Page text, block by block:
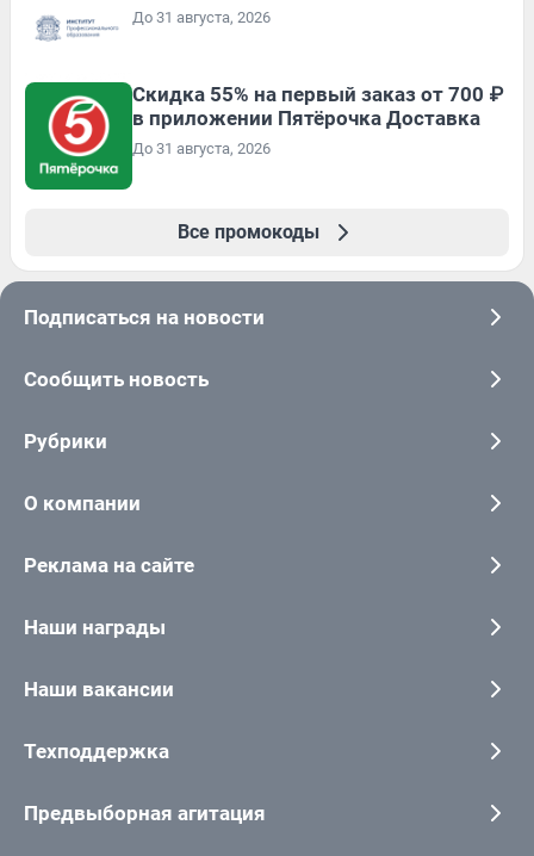
До 31 августа, 2026
Скидка 55% на первый заказ от 700 ₽
в приложении Пятёрочка Доставка
До 31 августа, 2026
Все промокоды
Подписаться на новости
Сообщить новость
Рубрики
О компании
Реклама на сайте
Наши награды
Наши вакансии
Техподдержка
Предвыборная агитация